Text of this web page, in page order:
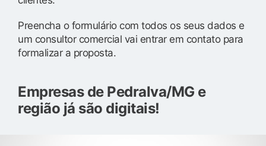
Preencha o formulário com todos os seus dados e
um consultor comercial vai entrar em contato para
formalizar a proposta.
Empresas de Pedralva/MG e
região já são digitais!